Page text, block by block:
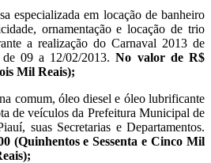
especializada em locação de banheiro
ornamentação e locação de trio
a realização do Carnaval 2013 de
de 09 a 12/02/2013.No valor de R$
Mil Reais);
comum, óleo diesel e óleo lubrificante
de veículos da Prefeitura Municipal de
suas Secretarias e Departamentos.
(Quinhentos e Sessenta e Cinco Mil